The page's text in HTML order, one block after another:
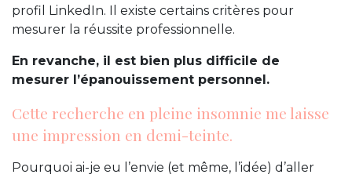
profil LinkedIn. Il existe certains critères pour
mesurer la réussite professionnelle.
En revanche, il est bien plus difficile de
mesurer l’épanouissement personnel.
Cette recherche en pleine insomnie me laisse
une impression en demi-teinte.
Pourquoi ai-je eu l’envie (et même, l’idée) d’aller